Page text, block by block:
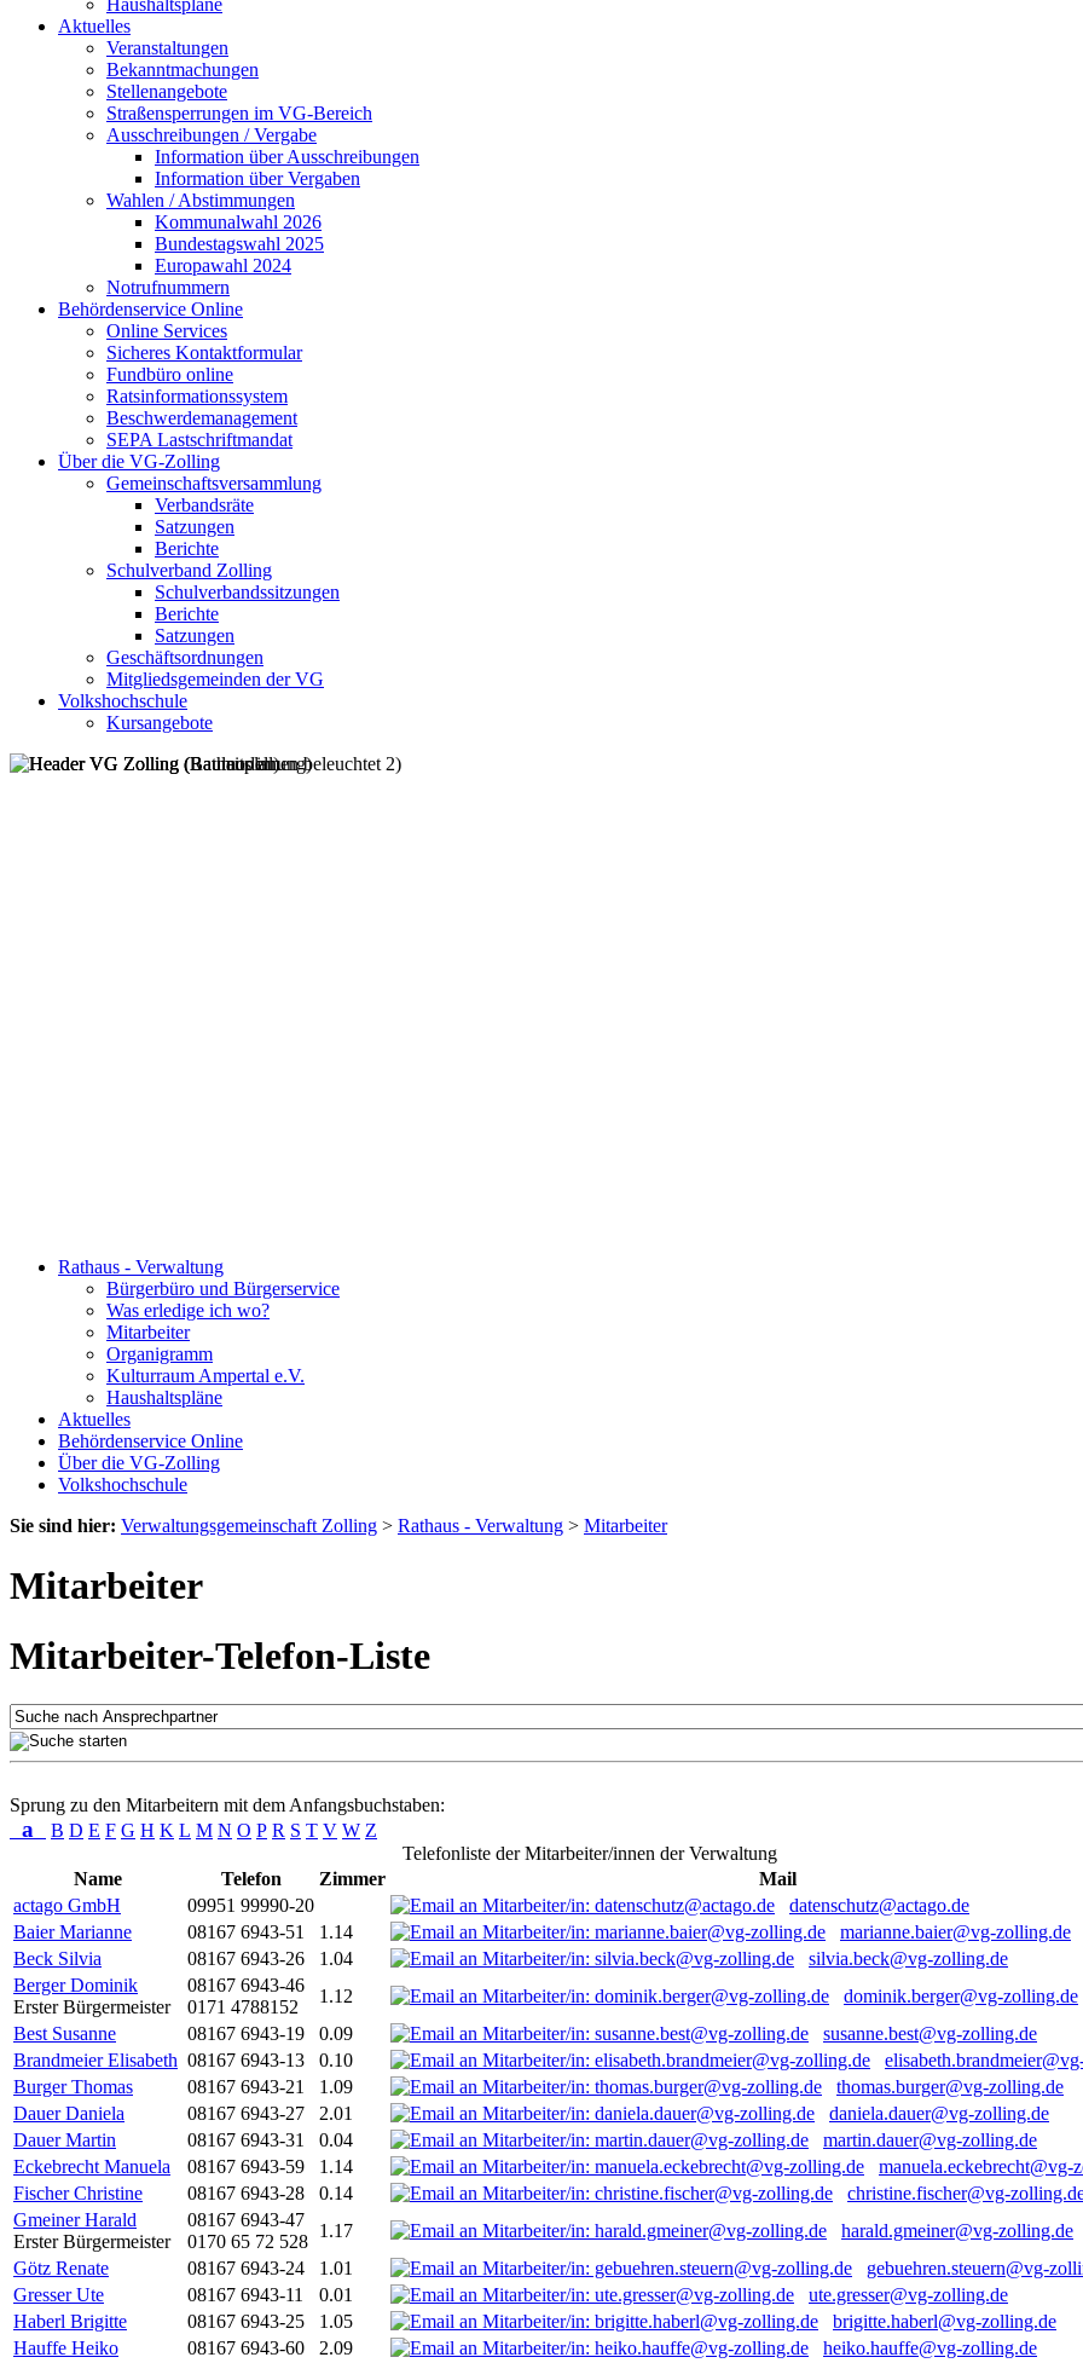
Haushaltspläne
Aktuelles
Veranstaltungen
Bekanntmachungen
Stellenangebote
Straßensperrungen im VG-Bereich
Ausschreibungen / Vergabe
Information über Ausschreibungen
Information über Vergaben
Wahlen / Abstimmungen
Kommunalwahl 2026
Bundestagswahl 2025
Europawahl 2024
Notrufnummern
Behördenservice Online
Online Services
Sicheres Kontaktformular
Fundbüro online
Ratsinformationssystem
Beschwerdemanagement
SEPA Lastschriftmandat
Über die VG-Zolling
Gemeinschaftsversammlung
Verbandsräte
Satzungen
Berichte
Schulverband Zolling
Schulverbandssitzungen
Berichte
Satzungen
Geschäftsordnungen
Mitgliedsgemeinden der VG
Volkshochschule
Kursangebote
Rathaus - Verwaltung
Bürgerbüro und Bürgerservice
Was erledige ich wo?
Mitarbeiter
Organigramm
Kulturraum Ampertal e.V.
Haushaltspläne
Aktuelles
Behördenservice Online
Über die VG-Zolling
Volkshochschule
Sie sind hier: Verwaltungsgemeinschaft Zolling > Rathaus - Verwaltung > Mitarbeiter
Mitarbeiter
Mitarbeiter-Telefon-Liste
Sprung zu den Mitarbeitern mit dem Anfangsbuchstaben:
a B D E F G H K L M N O P R S T V W Z
Telefonliste der Mitarbeiter/innen der Verwaltung
Name
Telefon Zimmer
Mail
actago GmbH
09951 99990-20
datenschutz@actago.de
Baier Marianne
08167 6943-51 1.14
marianne.baier@vg-zolling.de
Beck Silvia
08167 6943-26 1.04
silvia.beck@vg-zolling.de
Berger Dominik
Erster Bürgermeister
08167 6943-46
0171 4788152
1.12
dominik.berger@vg-zolling.de
Best Susanne
08167 6943-19 0.09
susanne.best@vg-zolling.de
Brandmeier Elisabeth 08167 6943-13 0.10
Burger Thomas
08167 6943-21 1.09
thomas.burger@vg-zolling.de
Dauer Daniela
08167 6943-27 2.01
daniela.dauer@vg-zolling.de
Dauer Martin
08167 6943-31 0.04
martin.dauer@vg-zolling.de
Eckebrecht Manuela
08167 6943-59 1.14
manuela.eckebrecht@vg-
Fischer Christine
08167 6943-28 0.14
christine.fischer@vg-
Gmeiner Harald
Erster Bürgermeister
08167 6943-47
0170 65 72 528
1.17
harald.gmeiner@vg-zolling.de
Götz Renate
08167 6943-24 1.01
gebuehren.steuern@vg-
Gresser Ute
08167 6943-11 0.01
ute.gresser@vg-zolling.de
Haberl Brigitte
08167 6943-25 1.05
brigitte.haberl@vg-zolling.de
Hauffe Heiko
08167 6943-60 2.09
heiko.hauffe@vg-zolling.de